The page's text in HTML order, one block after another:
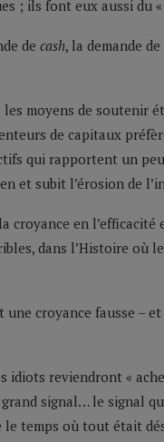
; ils font eux aussi du
de cash, la demande
moyens de soutenir
de capitaux
qui rapportent un
et subit l’érosion de
croyance en
dans l’Histoire où le
une croyance fausse –
idiots reviendront «
signal… le signal
le temps où tout était